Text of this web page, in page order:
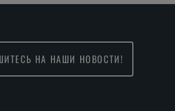
НА НАШИ НОВОСТИ!